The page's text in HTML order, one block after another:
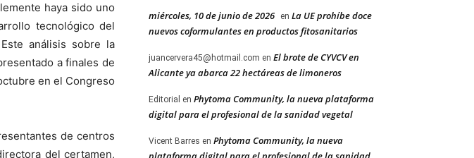
haya sido uno
tecnológico del
análisis sobre la
a finales de
en el Congreso
de centros
del certamen,
miércoles, 10 de junio de 2026 en La UE prohíbe doce
nuevos coformulantes en productos fitosanitarios
juancervera45@hotmail.com en El brote de CYVCV en
Alicante ya abarca 22 hectáreas de limoneros
Editorial en Phytoma Community, la nueva plataforma
digital para el profesional de la sanidad vegetal
Vicent Barres en Phytoma Community, la nueva